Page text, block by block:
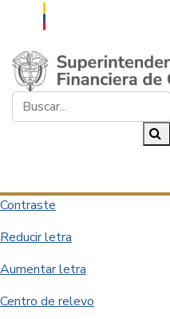
Saltar al contenido principal
Contraste
Reducir letra
Aumentar letra
Centro de relevo